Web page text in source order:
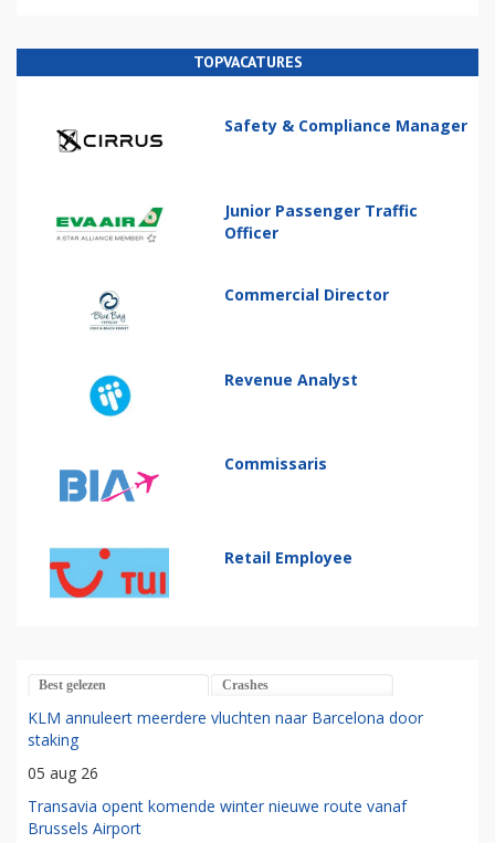
TOPVACATURES
Safety & Compliance Manager
Junior Passenger Traffic
Officer
Commercial Director
Revenue Analyst
Commissaris
Retail Employee
Best gelezen Crashes
KLM annuleert meerdere vluchten naar Barcelona door
staking
05 aug 26
Transavia opent komende winter nieuwe route vanaf
Brussels Airport